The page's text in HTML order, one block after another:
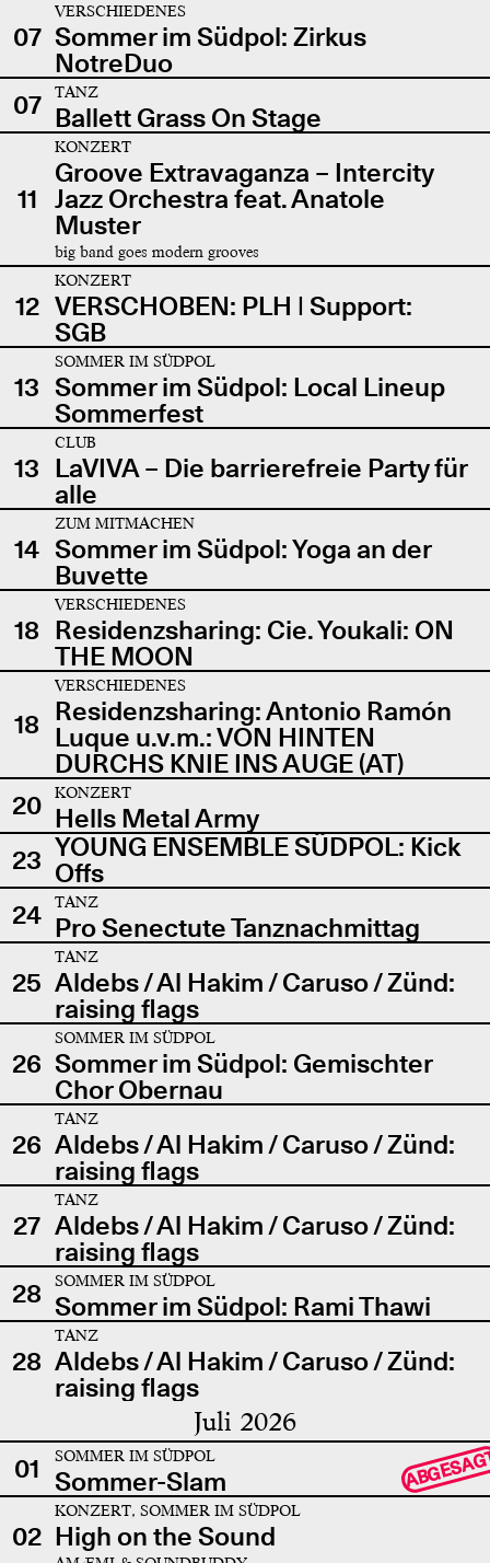
07
VERSCHIEDENES
Sommer im Südpol: Zirkus
NotreDuo
07
TANZ
Ballett Grass On Stage
11
KONZERT
Groove Extravaganza – Intercity
Jazz Orchestra feat. Anatole
Muster
big band goes modern grooves
12
KONZERT
VERSCHOBEN: PLH | Support:
SGB
13
SOMMER IM SÜDPOL
Sommer im Südpol: Local Lineup
Sommerfest
13
CLUB
LaVIVA – Die barrierefreie Party für
alle
14
ZUM MITMACHEN
Sommer im Südpol: Yoga an der
Buvette
18
VERSCHIEDENES
Residenzsharing: Cie. Youkali: ON
THE MOON
18
VERSCHIEDENES
Residenzsharing: Antonio Ramón
Luque u.v.m.: VON HINTEN
DURCHS KNIE INS AUGE (AT)
20
KONZERT
Hells Metal Army
23 YOUNG ENSEMBLE SÜDPOL: Kick
Offs
24
TANZ
Pro Senectute Tanznachmittag
25
TANZ
Aldebs / Al Hakim / Caruso / Zünd:
raising flags
26
SOMMER IM SÜDPOL
Sommer im Südpol: Gemischter
Chor Obernau
26
TANZ
Aldebs / Al Hakim / Caruso / Zünd:
raising flags
27
TANZ
Aldebs / Al Hakim / Caruso / Zünd:
raising flags
28
SOMMER IM SÜDPOL
Sommer im Südpol: Rami Thawi
28
TANZ
Aldebs / Al Hakim / Caruso / Zünd:
raising flags
Juli 2026
01 SOMMER IM SÜDPOL
Sommer-Slam
02
KONZERT, SOMMER IM SÜDPOL
High on the Sound